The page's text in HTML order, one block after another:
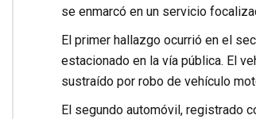
se enmarcó en un servicio
El primer hallazgo ocurrió en el
estacionado en la vía pública. El
sustraído por robo de vehículo
El segundo automóvil, registrado